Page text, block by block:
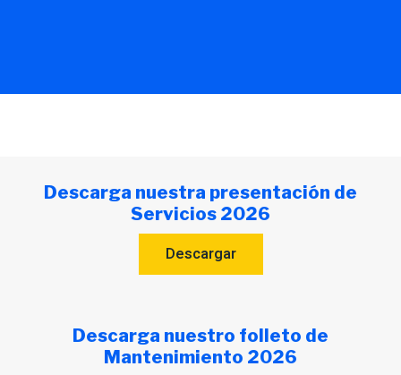
Descarga nuestra presentación de
Servicios 2026
Descargar
Descarga nuestro folleto de
Mantenimiento 2026